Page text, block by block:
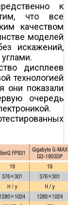
к
что все
качеством
моделей
искажений,
дисплеев
технологией
они показали
очередь